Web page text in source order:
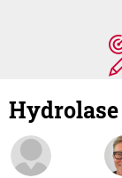
Hydrolase